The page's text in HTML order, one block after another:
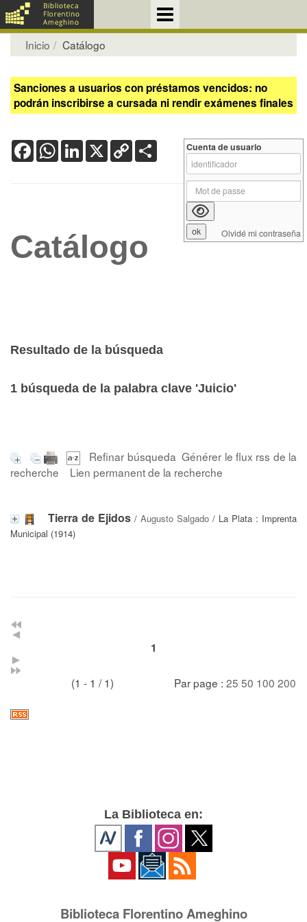
Inicio Catálogo
Sanciones a usuarios con préstamos vencidos: no
podrán inscribirse a cursada ni rendir exámenes finales
FacebookWhatsApp
LinkedIn
X Copy
Link
Catálogo
Resultado de la búsqueda
1 búsqueda de la palabra clave 'Juicio'
Refinar búsqueda Générer le flux rss de la
recherche
Lien permanent de la recherche
Tierra de Ejidos / Augusto Salgado / La Plata : Imprenta
Municipal (1914)
1
(1 - 1 / 1) Par page : 25 50 100 200
Cuenta de usuario
Olvidé mi contraseña
La Biblioteca en:
Biblioteca Florentino Ameghino